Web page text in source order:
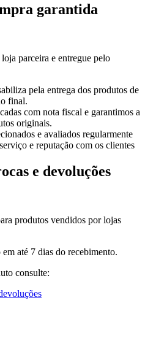
garantida
parceira e entregue pelo
pela entrega dos produtos de
final.
com nota fiscal e garantimos a
originais.
e avaliados regularmente
e reputação com os clientes
e devoluções
produtos vendidos por lojas
até 7 dias do recebimento.
consulte: